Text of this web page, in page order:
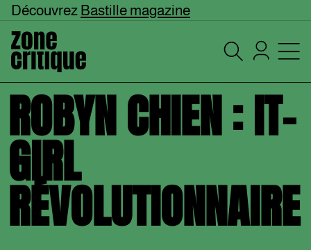
Découvrez Bastille magazine
ROBYN CHIEN : IT-
GIRL
RÉVOLUTIONNAIRE